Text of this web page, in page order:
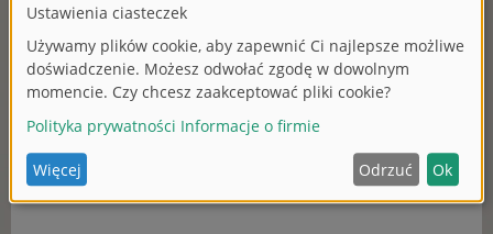
Pani Anja Fees
SIMBA-DICKIE-GROUP GmbH
Werkstraße 1
90765 Fürth
T +49 911 9765-255
F +49 911 9765-500
Ea.fees